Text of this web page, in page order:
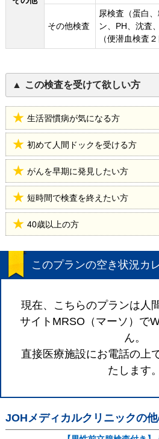
その他検査
尿検査（蛋白
ン、PH、沈査
（便潜血検査
この検査を受けて欲しい方
生活習慣病が気になる方
初めて人間ドックを受ける方
がんを早期に発見したい方
短時間で検査を終えたい方
40歳以上の方
このプランの空き状況カ
現在、こちらのプランは人
サイトMRSO（マーソ）で
ん。
直接医療施設にお電話の上
たします。
JOHメディカルクリニックの